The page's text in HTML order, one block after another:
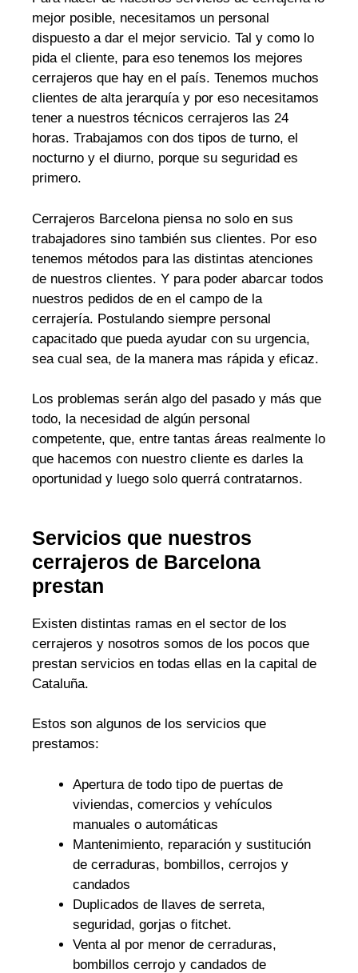
mejor posible, necesitamos un personal
dispuesto a dar el mejor servicio. Tal y como lo
pida el cliente, para eso tenemos los mejores
cerrajeros que hay en el país. Tenemos muchos
clientes de alta jerarquía y por eso necesitamos
tener a nuestros técnicos cerrajeros las 24
horas. Trabajamos con dos tipos de turno, el
nocturno y el diurno, porque su seguridad es
primero.
Cerrajeros Barcelona piensa no solo en sus
trabajadores sino también sus clientes. Por eso
tenemos métodos para las distintas atenciones
de nuestros clientes. Y para poder abarcar todos
nuestros pedidos de en el campo de la
cerrajería. Postulando siempre personal
capacitado que pueda ayudar con su urgencia,
sea cual sea, de la manera mas rápida y eficaz.
Los problemas serán algo del pasado y más que
todo, la necesidad de algún personal
competente, que, entre tantas áreas realmente lo
que hacemos con nuestro cliente es darles la
oportunidad y luego solo querrá contratarnos.
Servicios que nuestros
cerrajeros de Barcelona
prestan
Existen distintas ramas en el sector de los
cerrajeros y nosotros somos de los pocos que
prestan servicios en todas ellas en la capital de
Cataluña.
Estos son algunos de los servicios que
prestamos:
Apertura de todo tipo de puertas de
viviendas, comercios y vehículos
manuales o automáticas
Mantenimiento, reparación y sustitución
de cerraduras, bombillos, cerrojos y
candados
Duplicados de llaves de serreta,
seguridad, gorjas o fitchet.
Venta al por menor de cerraduras,
bombillos cerrojo y candados de